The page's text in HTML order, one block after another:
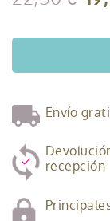
Envío
recepción